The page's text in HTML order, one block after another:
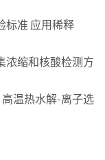
标准 应用稀释
浓缩和核酸检测方
温热水解-离子选